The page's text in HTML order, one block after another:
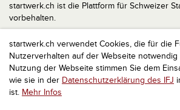
startwerk.ch verwendet Cookies, die für die
Nutzerverhalten auf der Webseite
Nutzung der Webseite stimmen Sie dem
wie sie in der Datenschutzerklärung des IFJ
ist. Mehr Infos
startwerk.ch ist die Plattform für Schweizer
vorbehalten.
Impressum
Kontakt
nach oben